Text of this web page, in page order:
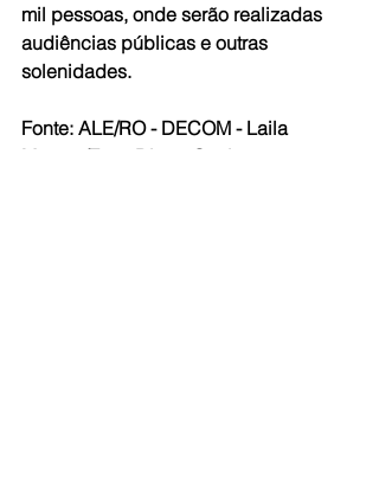
mil pessoas, onde serão realizadas
audiências públicas e outras
solenidades.
Fonte: ALE/RO - DECOM - Laila
Moraes/Foto: Diego Queiroz